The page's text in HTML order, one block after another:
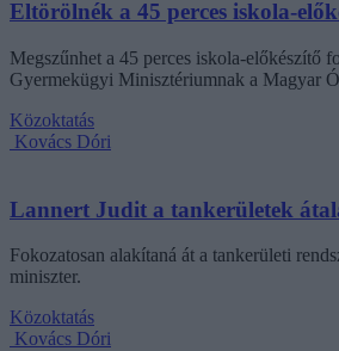
Eltörölnék a 45 perces iskola-
Megszűnhet a 45 perces iskola-előkészítő
Gyermekügyi Minisztériumnak a Magyar
Közoktatás
Kovács Dóri
Lannert Judit a tankerületek
Fokozatosan alakítaná át a tankerületi
miniszter.
Közoktatás
Kovács Dóri